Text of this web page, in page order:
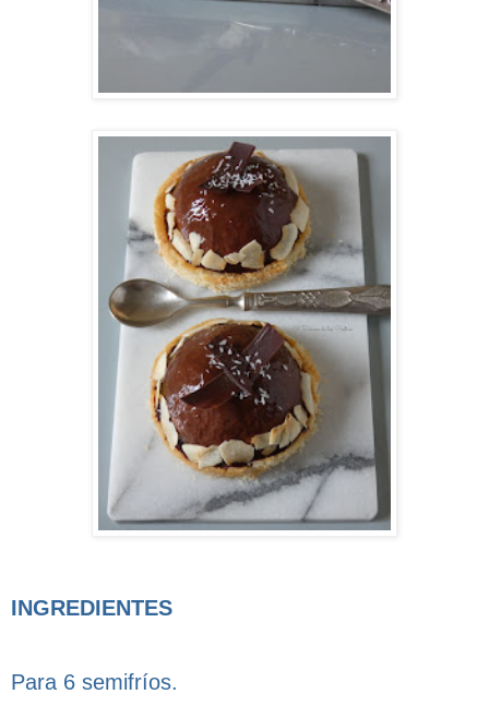
INGREDIENTES
Para 6 semifríos.